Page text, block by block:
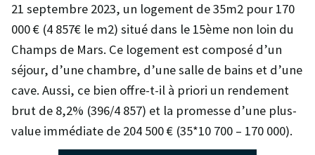
21 septembre 2023, un logement de 35m2 pour 170
000 € (4 857€ le m2) situé dans le 15ème non loin du
Champs de Mars. Ce logement est composé d’un
séjour, d’une chambre, d’une salle de bains et d’une
cave. Aussi, ce bien offre-t-il à priori un rendement
brut de 8,2% (396/4 857) et la promesse d’une plus-
value immédiate de 204 500 € (35*10 700 – 170 000).